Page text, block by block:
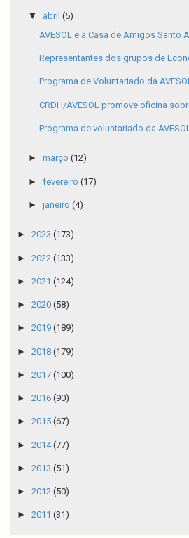
▼ abril (5)
AVESOL e a Casa de Amigos Santo
Representantes dos grupos de
Programa de Voluntariado da
CRDH/AVESOL promove oficina
Programa de voluntariado da
► março (12)
► fevereiro (17)
► janeiro (4)
► 2023 (173)
► 2022 (133)
► 2021 (124)
► 2020 (58)
► 2019 (189)
► 2018 (179)
► 2017 (100)
► 2016 (90)
► 2015 (67)
► 2014(77)
► 2013 (51)
► 2012 (50)
► 2011 (31)